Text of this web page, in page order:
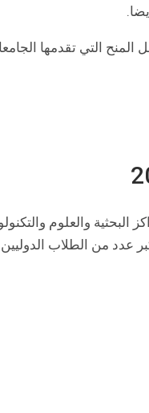
التي تقدمها
والعلوم
عدد من الطلاب